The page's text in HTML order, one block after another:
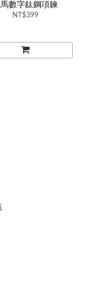
數字鈦鋼項鍊
NT$399